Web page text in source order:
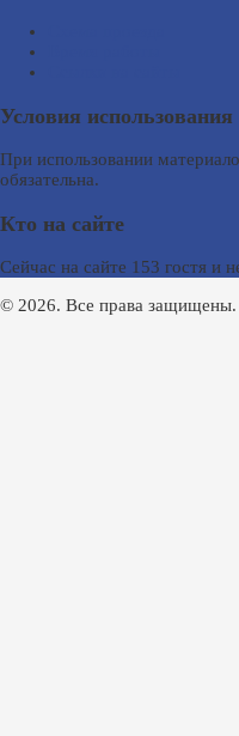
Условия использования
При использовании
обязательна.
Кто на сайте
Сейчас на сайте 153 гостя и
© 2026. Все права защищены.